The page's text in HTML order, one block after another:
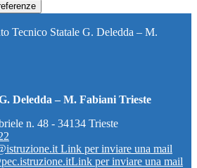
Tecnico Statale G. Deledda – M.
Deledda – M. Fabiani Trieste
n. 48 - 34134 Trieste
Link per inviare una mail
Link per inviare una mail